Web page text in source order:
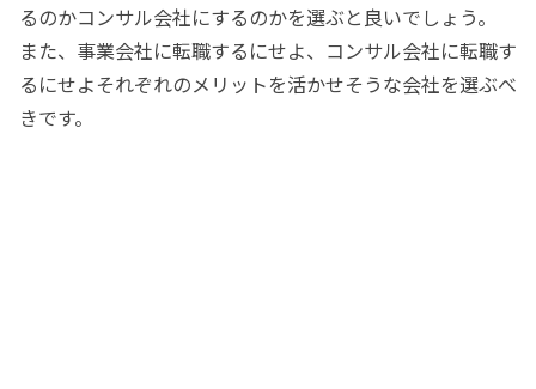
るのかコンサル会社にするのかを選ぶと良いでしょう。
また、事業会社に転職するにせよ、コンサル会社に転職す
るにせよそれぞれのメリットを活かせそうな会社を選ぶべ
きです。